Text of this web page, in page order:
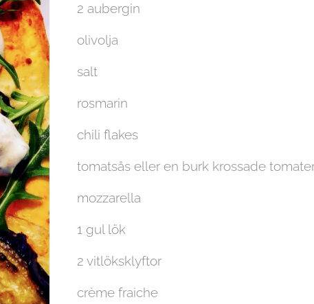
2 aubergin
olivolja
salt
rosmarin
chili flakes
tomatsås eller en burk krossade
mozzarella
1 gul lök
2 vitlöksklyftor
crème fraiche